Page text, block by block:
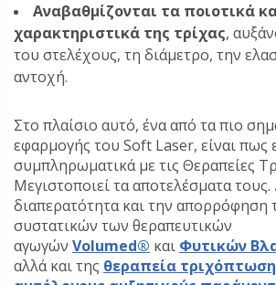
Αναβαθμίζονται τα ποιοτικά
χαρακτηριστικά της τρίχας,
του στελέχους, τη διάμετρο, την
αντοχή.
Στο πλαίσιο αυτό, ένα από τα πιο
εφαρμογής του Soft Laser, είναι πως
συμπληρωματικά με τις Θεραπείες
Μεγιστοποιεί τα αποτελέσματα τους.
διαπερατότητα και την απορρόφηση
συστατικών των θεραπευτικών
αγωγών Volumed® και Φυτικών
αλλά και της θεραπεία